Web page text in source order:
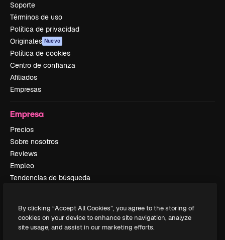
Soporte
Términos de uso
Política de privacidad
Originales Nuevo
Política de cookies
Centro de confianza
Afiliados
Empresas
Empresa
Precios
Sobre nosotros
Reviews
Empleo
Tendencias de búsqueda
Slidesgo
Vender contenido
By clicking “Accept All Cookies”, you agree to the storing of
cookies on your device to enhance site navigation, analyze
site usage, and assist in our marketing efforts.